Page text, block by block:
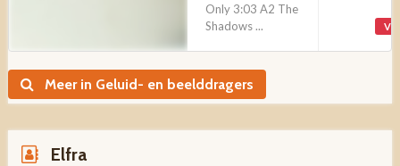
Only 3:03 A2 The
Shadows ...
Meer in Geluid- en beelddragers
Elfra